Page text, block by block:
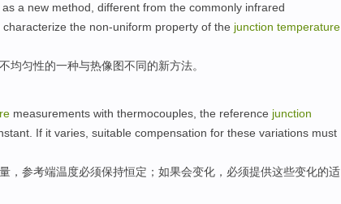
as a new method, different from the commonly infrared
characterize the non-uniform property of the junction temperature
不均匀性的一种与热像图不同的新方法。
measurements with thermocouples , the reference junction
If it varies suitable compensation for these variations must
， 参考端温度必须保持恒定 ； 如果会变化，必须提供这些变化的适